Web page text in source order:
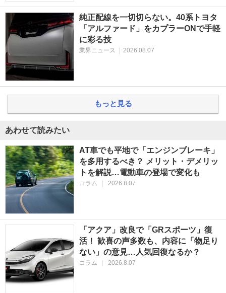
純正配線を一切切らない。40系トヨタ
「アルファード」をカプラーONで手軽
に彩る技
業界ニュース 2026.08.07
もっと見る
あわせて読みたい
AT車でも平地で「エンジンブレーキ」
を多用するべき？ メリット・デメリッ
トを解説…電動車の登場で変化も
コラム 2026.8.07
「アクア」改良で「GRスポーツ」復
活！ 歓喜の声多数も、内容に「物足り
ない」の意見…人気回復なるか？
コラム 2026.8.07